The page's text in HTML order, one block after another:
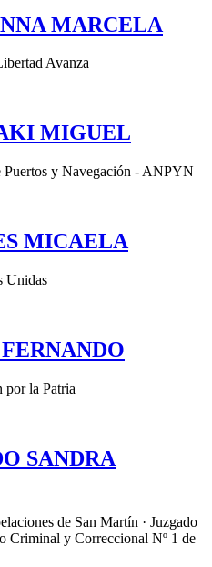
MARCELA
Avanza
MIGUEL
Puertos y Navegación - ANPYN
MICAELA
Unidas
por la Patria
SANDRA
de San Martín · Juzgado
Criminal y Correccional Nº 1 de